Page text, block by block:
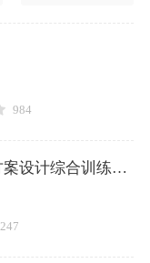
984
GJ-ZX-I型机械运动方案设计综合训练实验平台
247